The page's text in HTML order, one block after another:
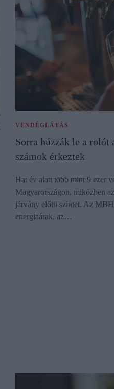
VENDÉGLÁTÁS
Sorra húzzák le a rolót
számok érkeztek
Hat év alatt több mint 9 ezer
Magyarországon, miközben
járvány előtti szintet. Az
energiaárak, az…